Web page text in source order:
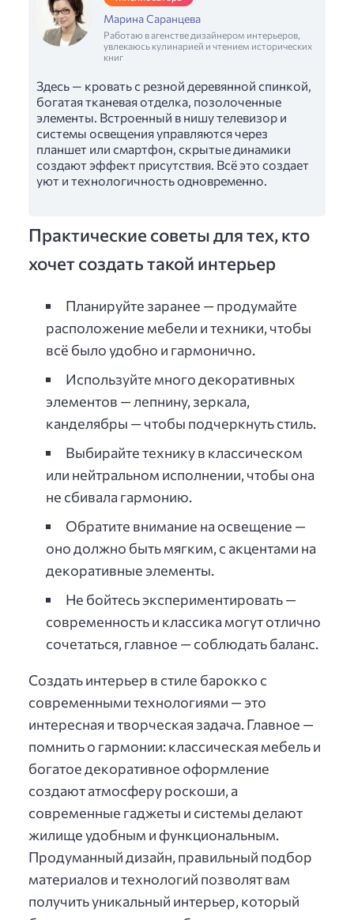
Марина Саранцева
Работаю в агенстве дизайнером интерьеров,
увлекаюсь кулинарией и чтением исторических
книг
Здесь — кровать с резной деревянной спинкой,
богатая тканевая отделка, позолоченные
элементы. Встроенный в нишу телевизор и
системы освещения управляются через
планшет или смартфон, скрытые динамики
создают эффект присутствия. Всё это создает
уют и технологичность одновременно.
Практические советы для тех, кто
хочет создать такой интерьер
Планируйте заранее — продумайте
расположение мебели и техники, чтобы
всё было удобно и гармонично.
Используйте много декоративных
элементов — лепнину, зеркала,
канделябры — чтобы подчеркнуть стиль.
Выбирайте технику в классическом
или нейтральном исполнении, чтобы она
не сбивала гармонию.
Обратите внимание на освещение —
оно должно быть мягким, с акцентами на
декоративные элементы.
Не бойтесь экспериментировать —
современность и классика могут отлично
сочетаться, главное — соблюдать баланс.
Создать интерьер в стиле барокко с
современными технологиями — это
интересная и творческая задача. Главное —
помнить о гармонии: классическая мебель и
богатое декоративное оформление
создают атмосферу роскоши, а
современные гаджеты и системы делают
жилище удобным и функциональным.
Продуманный дизайн, правильный подбор
материалов и технологий позволят вам
получить уникальный интерьер, который